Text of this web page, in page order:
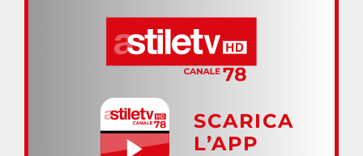
SCARICA
L’APP